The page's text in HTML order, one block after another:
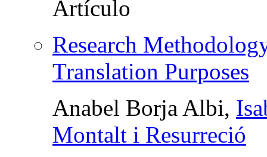
Research
Translation Purposes
Anabel Borja Albi,
Montalt i Resurreció